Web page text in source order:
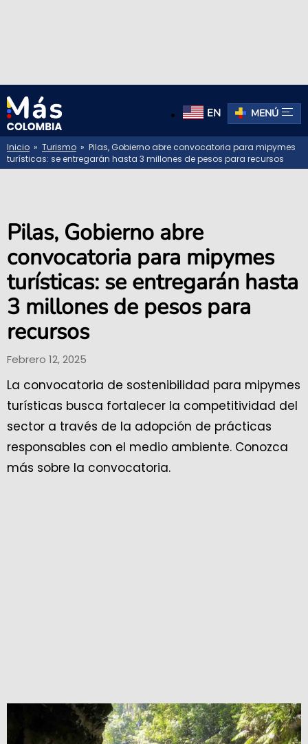
EN MENÚ
Inicio » Turismo » Pilas, Gobierno abre convocatoria para mipymes
turísticas: se entregarán hasta 3 millones de pesos para recursos
Pilas, Gobierno abre
convocatoria para mipymes
turísticas: se entregarán hasta
3 millones de pesos para
recursos
Febrero 12, 2025
La convocatoria de sostenibilidad para mipymes
turísticas busca fortalecer la competitividad del
sector a través de la adopción de prácticas
responsables con el medio ambiente. Conozca
más sobre la convocatoria.